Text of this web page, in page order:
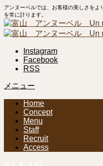
アンヌーベルでは、お客様の美しさを
を常に計ります。
Instagram
Facebook
RSS
メニュー
Home
Concept
Menu
Staff
Recruit
Access